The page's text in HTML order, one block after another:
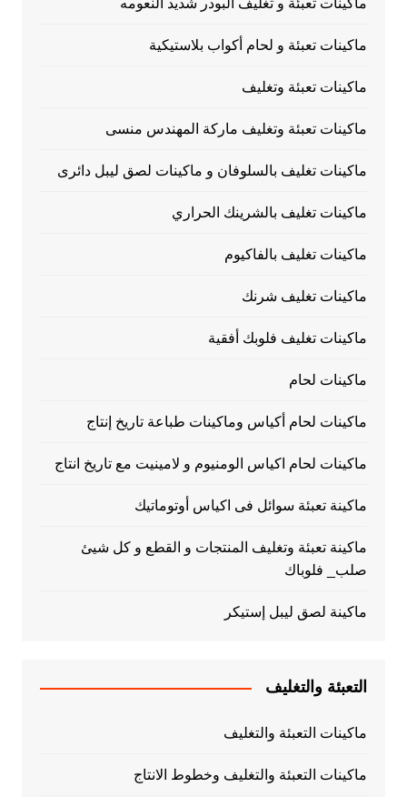
ماكينات تعبئة و تغليف البودر شديد النعومه
ماكينات تعبئة و لحام أكواب بلاستيكية
ماكينات تعبئة وتغليف
ماكينات تعبئة وتغليف ماركة المهندس منسى
ماكينات تغليف بالسلوفان و ماكينات لصق ليبل دائرى
ماكينات تغليف بالشرينك الحراري
ماكينات تغليف بالفاكيوم
ماكينات تغليف شرنك
ماكينات تغليف فلوبك أفقية
ماكينات لحام
ماكينات لحام أكياس وماكينات طباعة تاريخ إنتاج
ماكينات لحام اكياس الومنيوم و لامينيت مع تاريخ انتاج
ماكينة تعبئة سوائل فى اكياس أوتوماتيك
ماكينة تعبئة وتغليف المنتجات و القطع و كل شيئ
صلب_ فلوباك
ماكينة لصق ليبل إستيكر
التعبئة والتغليف
ماكينات التعبئة والتغليف
ماكينات التعبئة والتغليف وخطوط الانتاج